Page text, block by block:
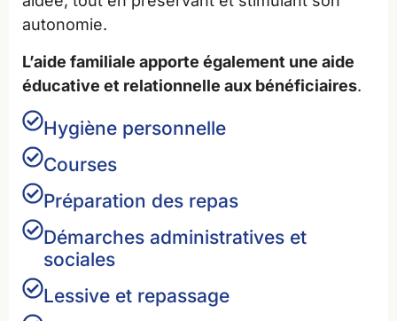
autonomie.
L’aide familiale apporte également une aide
éducative et relationnelle aux bénéficiaires.
Hygiène personnelle
Courses
Préparation des repas
Démarches administratives et
sociales
Lessive et repassage